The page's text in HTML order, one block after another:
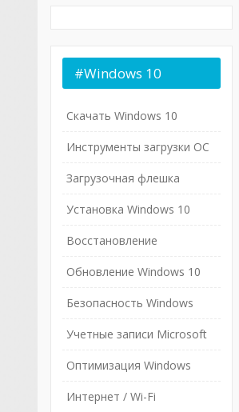
#Windows 10
Скачать Windows 10
Инструменты загрузки ОС
Загрузочная флешка
Установка Windows 10
Восстановление
Обновление Windows 10
Безопасность Windows
Учетные записи Microsoft
Оптимизация Windows
Интернет / Wi-Fi